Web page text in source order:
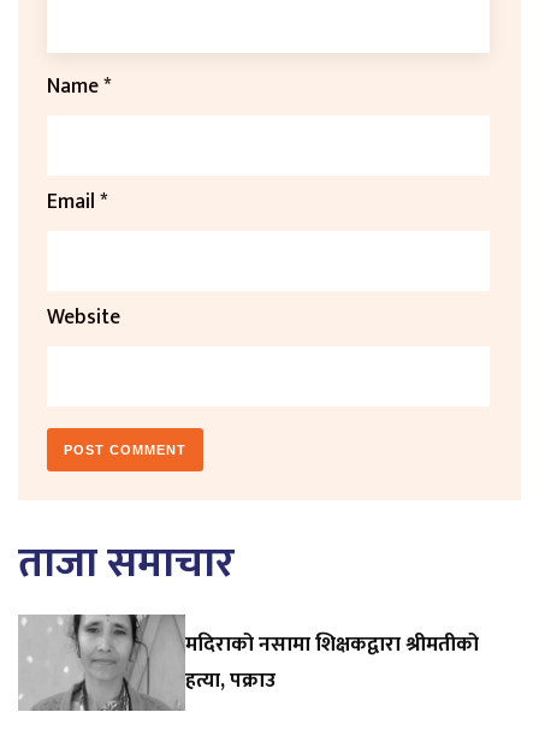
Name*
Email*
Website
ताजा समाचार
मदिराको नसामा शिक्षकद्वारा श्रीमतीको
हत्या, पक्राउ